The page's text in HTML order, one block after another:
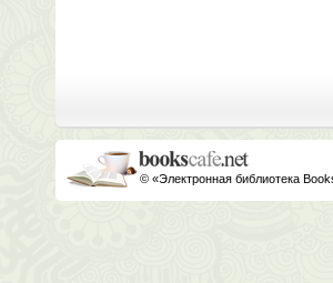
© «Электронная библиотека